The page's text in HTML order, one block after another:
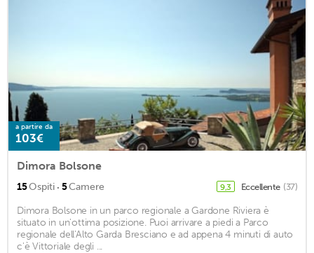
a partire da
103€
Dimora Bolsone
15Ospiti · 5Camere 9,3 Eccellente (37)
Dimora Bolsone in un parco regionale a Gardone Riviera è
situato in un'ottima posizione. Puoi arrivare a piedi a Parco
regionale dell'Alto Garda Bresciano e ad appena 4 minuti di auto
c'è Vittoriale degli ...